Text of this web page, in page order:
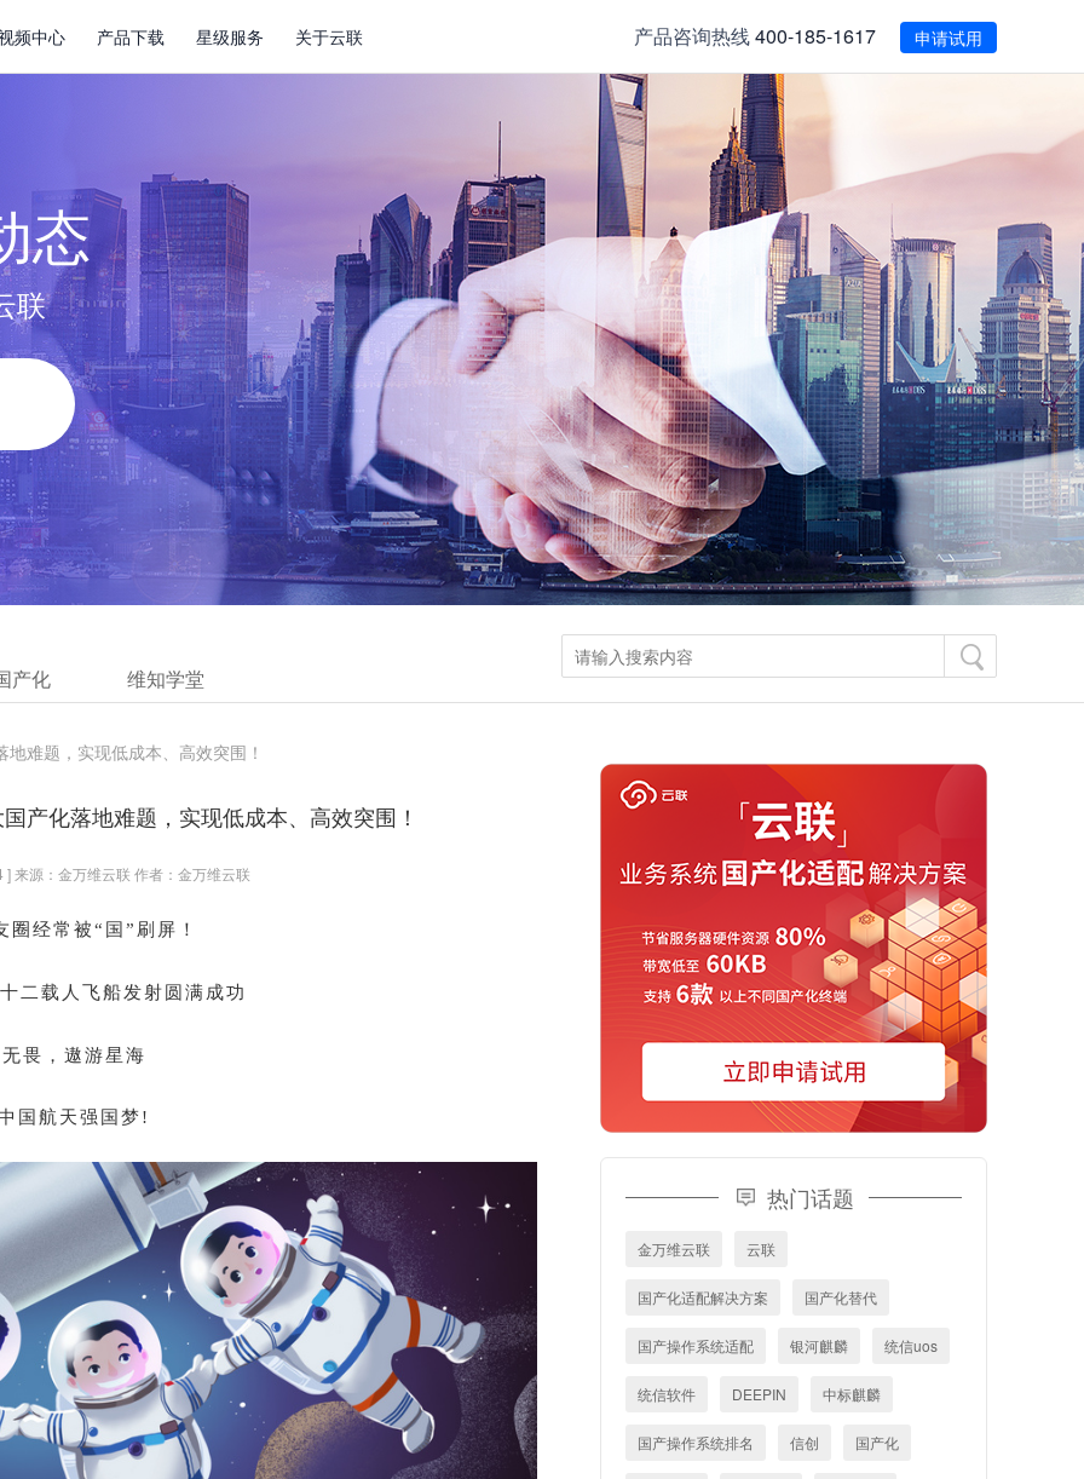
频中心 产品下载 星级服务 关于云联 产品咨询热线400-185-1617 申请试用
态
联
产化 维知学堂
难题，实现低成本、高效突围！
产化落地难题，实现低成本、高效突围！
来源：金万维云联 作者：金万维云联
圈经常被“国”刷屏！
二载人飞船发射圆满成功
畏，遨游星海
国航天强国梦!
热门话题
金万维云联 云联
国产化适配解决方案 国产化替代
国产操作系统适配 银河麒麟 统信uos
统信软件 DEEPIN 中标麒麟
国产操作系统排名 信创 国产化